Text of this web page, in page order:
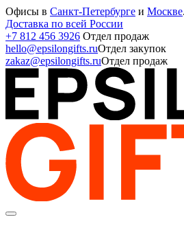
Офисы в Санкт-Петербурге и Москве.
Доставка по всей России
+7 812 456 3926 Отдел продаж
hello@epsilongifts.ruОтдел закупок
zakaz@epsilongifts.ruОтдел продаж